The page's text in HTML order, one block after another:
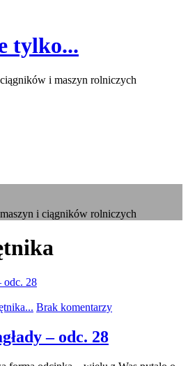
tylko...
i maszyn rolniczych
i ciągników rolniczych
Brak komentarzy
– odc. 28